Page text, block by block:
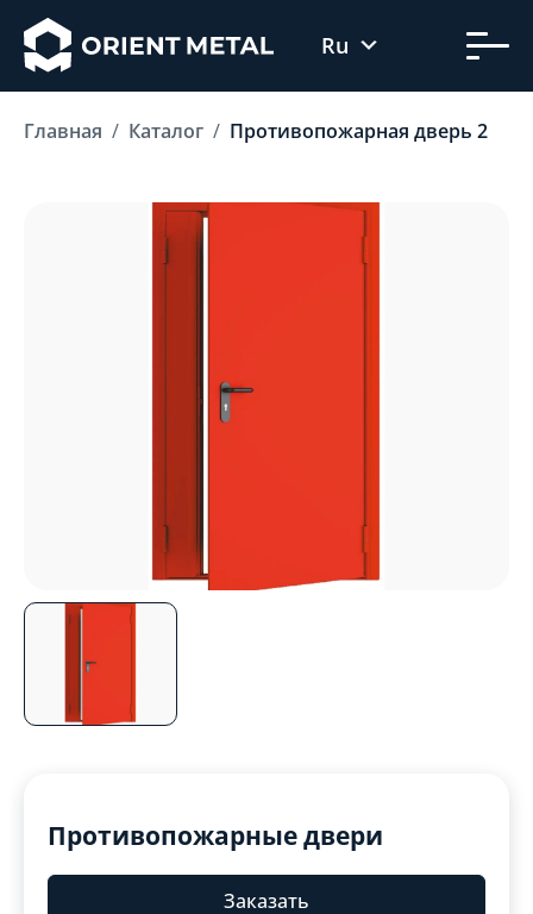
Ru
Главная Каталог Противопожарная дверь 2
Противопожарные двери
Заказать